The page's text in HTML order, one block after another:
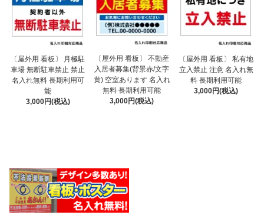
〔屋外用 看板〕 月極駐
車場 無断駐車禁止 禁止
名入れ無料 長期利用可
能
3,000円(税込)
〔屋外用 看板〕 不動産
入居者募集(背景赤/文字
黄) 空室あります 名入れ
無料 長期利用可能
3,000円(税込)
〔屋外用 看板〕 私有地
立入禁止 注意 名入れ無
料 長期利用可能
3,000円(税込)